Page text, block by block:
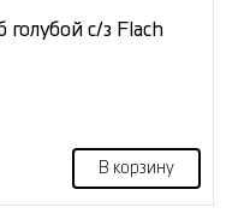
с/з Flach
В корзину